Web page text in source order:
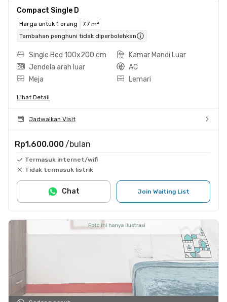
Compact Single D
Harga untuk 1 orang
7.7 m²
Tambahan penghuni tidak diperbolehkan
Single Bed 100x200 cm
Kamar Mandi Luar
Jendela arah luar
AC
Meja
Lemari
Lihat Detail
Jadwalkan Visit
Rp1.600.000 /bulan
Termasuk internet/wifi
Tidak termasuk listrik
Join Waiting List
Chat